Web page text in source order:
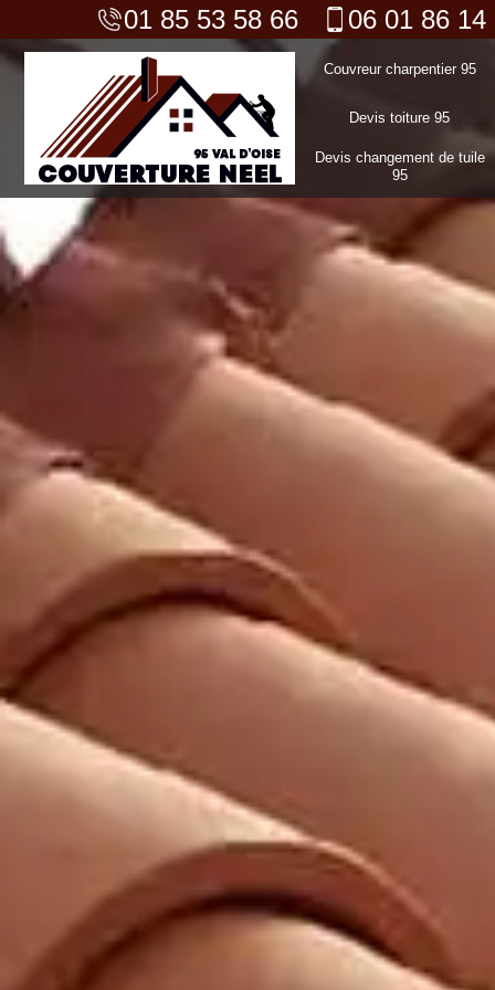
01 85 53 58 66 06 01 86 14
Couvreur charpentier 95
Devis toiture 95
Devis changement de tuile
95